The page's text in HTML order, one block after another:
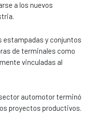
a los nuevos
estampadas y conjuntos
de terminales como
vinculadas al
automotor terminó
proyectos productivos.